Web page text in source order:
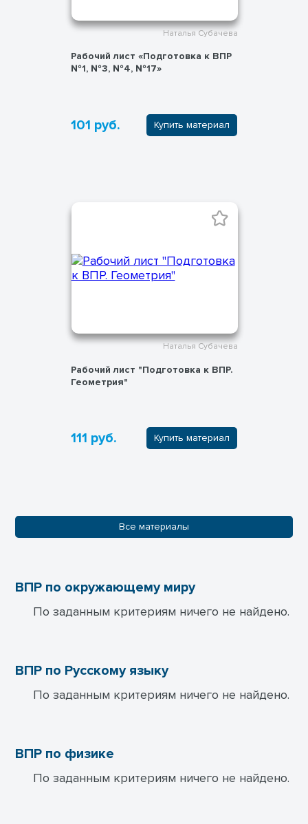
Наталья Субачева
Рабочий лист «Подготовка к ВПР
№1, №3, №4, №17»
101 руб. Купить материал
Наталья Субачева
Рабочий лист "Подготовка к ВПР.
Геометрия"
111 руб. Купить материал
Все материалы
ВПР по окружающему миру
По заданным критериям ничего не найдено.
ВПР по Русскому языку
По заданным критериям ничего не найдено.
ВПР по физике
По заданным критериям ничего не найдено.